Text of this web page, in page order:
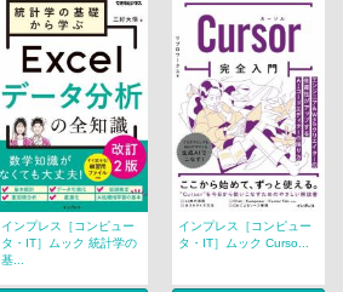
インプレス［コンピュー
タ・IT］ムック 統計学の
基...
インプレス［コンピュー
タ・IT］ムック Curso...